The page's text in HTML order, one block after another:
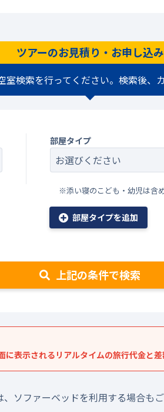
ツアーのお見積り・お申し込み
室検索を行ってください。検索後、
部屋タイプ
※添い寝のこども・幼児は含
部屋タイプを追加
上記の条件で検索
表示されるリアルタイムの旅行代金と
ソファーベッドを利用する場合も